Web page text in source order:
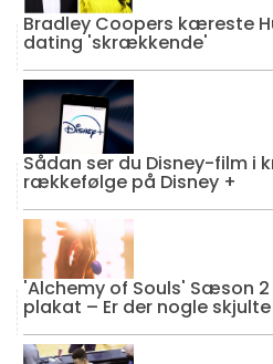
Bradley Coopers kæreste
dating 'skrækkende'
Sådan ser du Disney-film i
rækkefølge på Disney +
'Alchemy of Souls' Sæson
plakat – Er der nogle